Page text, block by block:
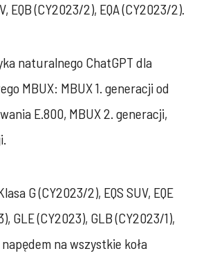
EQB (CY2023/2), EQA (CY2023/2).
naturalnego ChatGPT dla
MBUX: MBUX 1. generacji od
E.800, MBUX 2. generacji,
G (CY2023/2), EQS SUV, EQE
GLE (CY2023), GLB (CY2023/1),
napędem na wszystkie koła